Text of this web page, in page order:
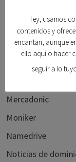
Frank schilling
Godaddy
Mercadonic
Moniker
Namedrive
Noticias de
Hey, usamos
contenidos y
encantan, aunque
ello aquí o hacer
seguir a lo